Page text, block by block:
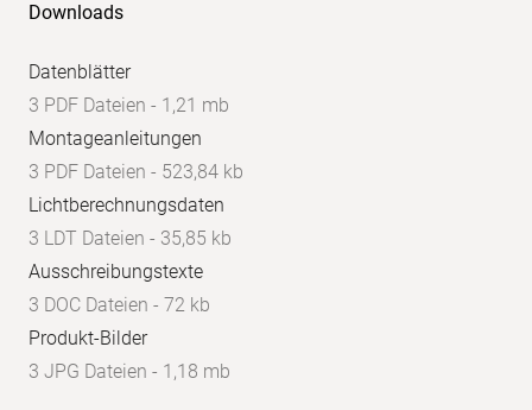
Downloads
Datenblätter
3 PDF Dateien - 1,21 mb
Montageanleitungen
3 PDF Dateien - 523,84 kb
Lichtberechnungsdaten
3 LDT Dateien - 35,85 kb
Ausschreibungstexte
3 DOC Dateien - 72 kb
Produkt-Bilder
3 JPG Dateien - 1,18 mb